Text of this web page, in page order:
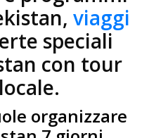
viaggi
speciali
con tour
organizzare